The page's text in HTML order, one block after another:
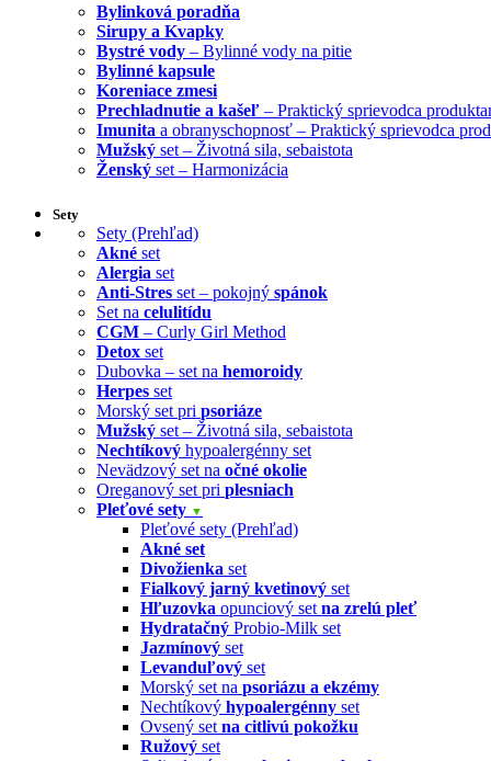
Bylinková poradňa
Sirupy a Kvapky
Bystré vody – Bylinné vody na pitie
Bylinné kapsule
Koreniace zmesi
Prechladnutie a kašeľ – Praktický sprievodca
Imunita a obranyschopnosť – Praktický sprievodca
Mužský set – Životná sila, sebaistota
Ženský set – Harmonizácia
Sety
Sety (Prehľad)
Akné set
Alergia set
Anti-Stres set – pokojný spánok
Set na celulitídu
CGM – Curly Girl Method
Detox set
Dubovka – set na hemoroidy
Herpes set
Morský set pri psoriáze
Mužský set – Životná sila, sebaistota
Nechtíkový hypoalergénny set
Nevädzový set na očné okolie
Oreganový set pri plesniach
Pleťové sety ▼
Pleťové sety (Prehľad)
Akné set
Divožienka set
Fialkový jarný kvetinový set
Hľuzovka opunciový set na zrelú pleť
Hydratačný Probio-Milk set
Jazmínový set
Levanduľový set
Morský set na psoriázu a ekzémy
Nechtíkový hypoalergénny set
Ovsený set na citlivú pokožku
Ružový set